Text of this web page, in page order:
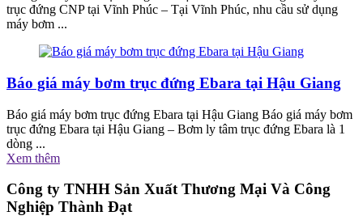
trục đứng CNP tại Vĩnh Phúc – Tại Vĩnh Phúc, nhu cầu sử dụng
máy bơm ...
Báo giá máy bơm trục đứng Ebara tại Hậu Giang
Báo giá máy bơm trục đứng Ebara tại Hậu Giang Báo giá máy bơm
trục đứng Ebara tại Hậu Giang – Bơm ly tâm trục đứng Ebara là 1
dòng ...
Xem thêm
Công ty TNHH Sản Xuất Thương Mại Và Công
Nghiệp Thành Đạt